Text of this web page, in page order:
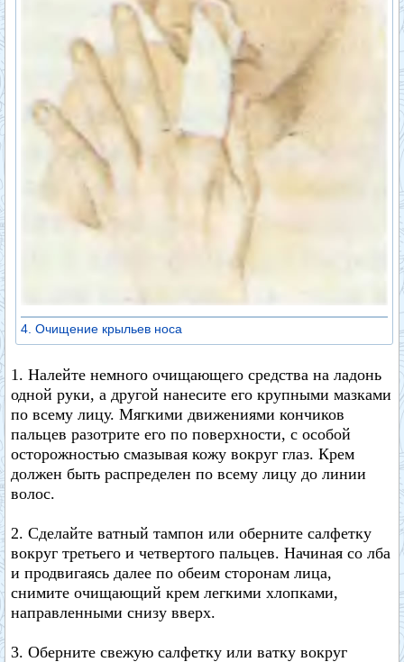
4. Очищение крыльев носа
1. Налейте немного очищающего средства на ладонь
одной руки, а другой нанесите его крупными мазками
по всему лицу. Мягкими движениями кончиков
пальцев разотрите его по поверхности, с особой
осторожностью смазывая кожу вокруг глаз. Крем
должен быть распределен по всему лицу до линии
волос.
2. Сделайте ватный тампон или оберните салфетку
вокруг третьего и четвертого пальцев. Начиная со лба
и продвигаясь далее по обеим сторонам лица,
снимите очищающий крем легкими хлопками,
направленными снизу вверх.
3. Оберните свежую салфетку или ватку вокруг